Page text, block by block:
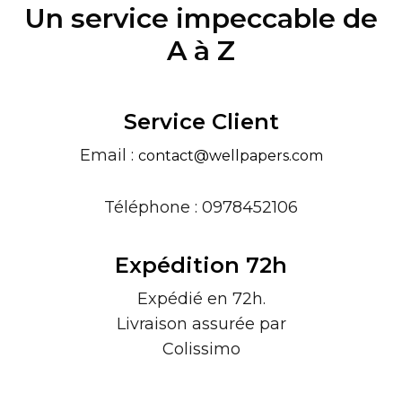
Un service impeccable de
A à Z
Service Client
Email : contact@wellpapers.com
Téléphone : 0978452106
Expédition 72h
Expédié en 72h.
Livraison assurée par
Colissimo